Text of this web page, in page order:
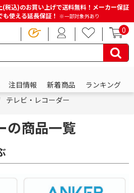
税込)のお買い上げで送料無料！メーカー保証
使える延長保証！ ※一部対象外あり
0
注目情報 新着商品
ランキング
テレビ・レコーダー
の商品一覧